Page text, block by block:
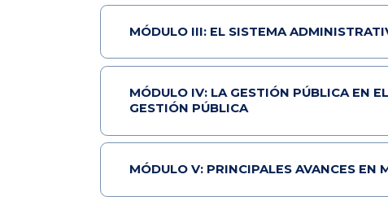
MÓDULO III: EL SISTEMA
MÓDULO IV: LA GESTIÓN PÚBLICA EN
GESTIÓN PÚBLICA
MÓDULO V: PRINCIPALES AVANCES EN